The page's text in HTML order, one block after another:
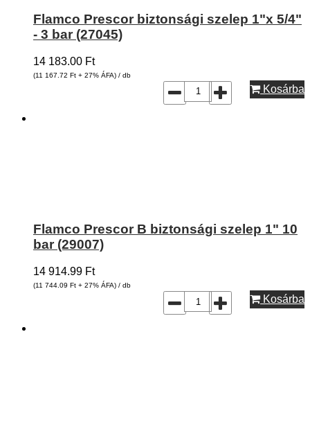
Flamco Prescor biztonsági szelep 1"x 5/4"
- 3 bar (27045)
14 183.00 Ft
(11 167.72 Ft + 27% ÁFA) / db
Kosárba
Flamco Prescor B biztonsági szelep 1" 10
bar (29007)
14 914.99 Ft
(11 744.09 Ft + 27% ÁFA) / db
Kosárba